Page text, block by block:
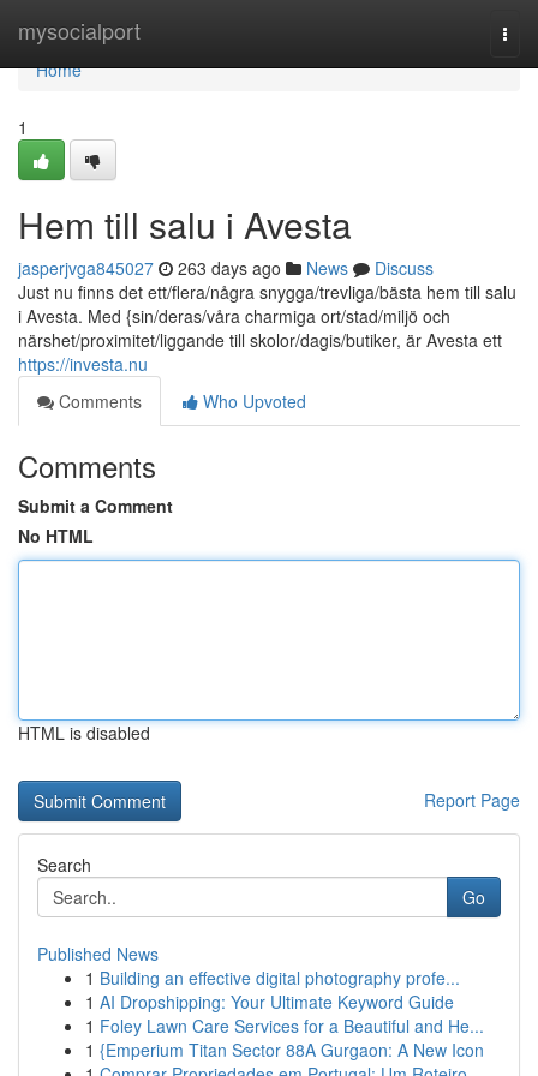
mysocialport
Home
Home
1
Hem till salu i Avesta
jasperjvga845027 263 days ago News
Discuss
Just nu finns det ett/flera/några snygga/trevliga/bästa hem till salu
i Avesta. Med {sin/deras/våra charmiga ort/stad/miljö och
närshet/proximitet/liggande till skolor/dagis/butiker, är Avesta ett
https://investa.nu
Comments
Who Upvoted
Comments
Submit a Comment
No HTML
HTML is disabled
Report Page
Search
Go
Published News
1 Building an effective digital photography profe...
1 AI Dropshipping: Your Ultimate Keyword Guide
1 Foley Lawn Care Services for a Beautiful and He...
1 {Emperium Titan Sector 88A Gurgaon: A New Icon